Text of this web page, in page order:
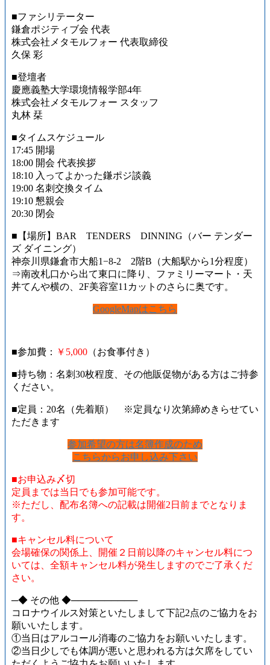
■ファシリテーター
鎌倉ポジティブ会 代表
株式会社メタモルフォー 代表取締役
久保 彩
■登壇者
慶應義塾大学環境情報学部4年
株式会社メタモルフォー スタッフ
丸林 栞
■タイムスケジュール
17:45 開場
18:00 開会 代表挨拶
18:10 入ってよかった鎌ポジ談義
19:00 名刺交換タイム
19:10 懇親会
20:30 閉会
■【場所】BAR TENDERS DINNING（バー テンダー
ズ ダイニング）
神奈川県鎌倉市大船1−8-2 2階B（大船駅から1分程度）
⇒南改札口から出て東口に降り、ファミリーマート・天
丼てんや横の、2F美容室11カットのさらに奥です。
GoogleMapはこちら
■参加費： ￥5,000 （お食事付き）
■持ち物：名刺30枚程度、その他販促物がある方はご持参
ください。
■定員：20名（先着順） ※定員なり次第締めきらせてい
ただきます
参加希望の方は名簿作成のため
こちらからお申し込み下さい
■お申込み〆切
定員までは当日でも参加可能です。
※ただし、配布名簿への記載は開催2日前までとなりま
す。
■キャンセル料について
会場確保の関係上、開催２日前以降のキャンセル料につ
いては、全額キャンセル料が発生しますのでご了承くだ
さい。
─◆ その他 ◆──────────
コロナウイルス対策といたしまして下記2点のご協力をお
願いいたします。
①当日はアルコール消毒のご協力をお願いいたします。
②当日少しでも体調が悪いと思われる方は欠席をしてい